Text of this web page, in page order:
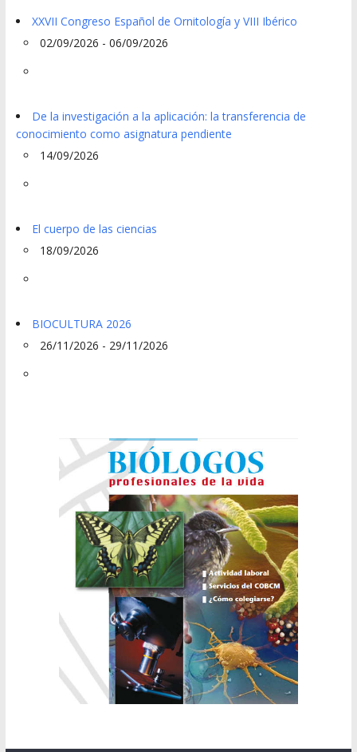
XXVII Congreso Español de Ornitología y VIII Ibérico
02/09/2026 - 06/09/2026
De la investigación a la aplicación: la transferencia de
conocimiento como asignatura pendiente
14/09/2026
El cuerpo de las ciencias
18/09/2026
BIOCULTURA 2026
26/11/2026 - 29/11/2026